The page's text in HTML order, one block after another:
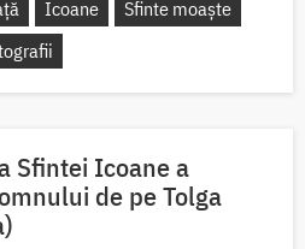
Icoane
Sfinte moaște
Sfintei Icoane a
de pe Tolga